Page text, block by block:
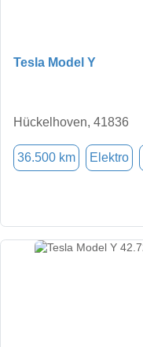
Tesla Model Y
Hückelhoven, 41836
36.500 km Elektro